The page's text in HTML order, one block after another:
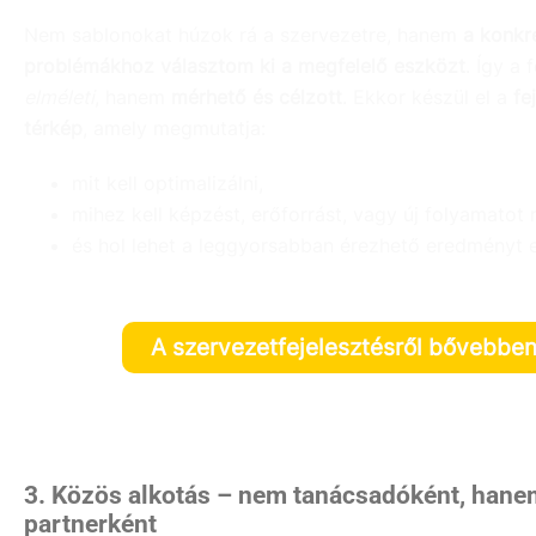
A szervezetfejelesztésről bővebben
3. Közös alkotás – nem tanácsadóként,
partnerként